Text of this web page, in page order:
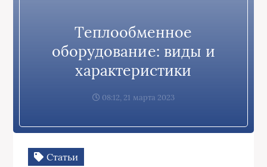
Теплообменное
оборудование: виды и
характеристики
08:12, 21 марта 2023
Статьи